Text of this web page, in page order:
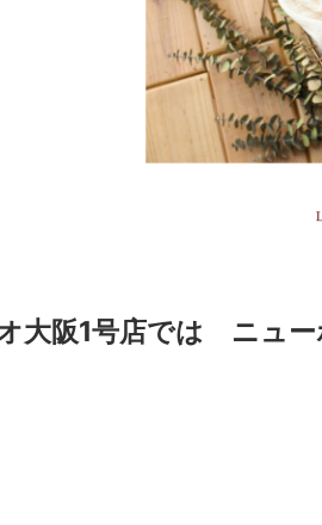
大阪1号店では ニュー